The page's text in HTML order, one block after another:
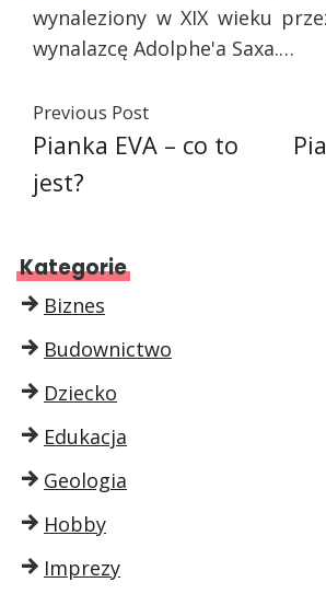
wynaleziony w XIX wieku
wynalazcę Adolphe'a Saxa.…
Previous Post
Pianka EVA – co to
jest?
Kategorie
Biznes
Budownictwo
Dziecko
Edukacja
Geologia
Hobby
Imprezy